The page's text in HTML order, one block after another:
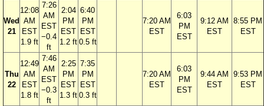
Wed
21
12:08
AM
EST
1.9 ft
7:26
AM
EST
−0.4
ft
2:04
PM
EST
1.2 ft
6:40
PM
EST
0.5 ft
7:20 AM
EST
6:03
PM
EST
9:12 AM
EST
8:55 PM
EST
Thu
22
12:49
AM
EST
1.8 ft
7:46
AM
EST
−0.3
ft
2:25
PM
EST
1.3 ft
7:35
PM
EST
0.3 ft
7:20 AM
EST
6:03
PM
EST
9:44 AM
EST
9:53 PM
EST